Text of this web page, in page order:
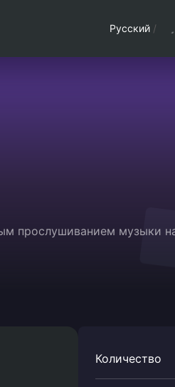
Русский /
прослушиванием музыки
Количество